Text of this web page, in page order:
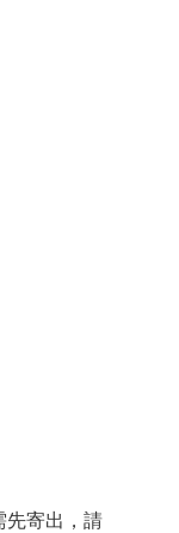
先寄出，請